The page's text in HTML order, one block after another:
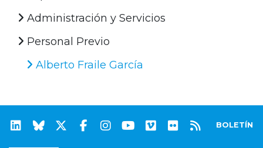
Administración y Servicios
Personal Previo
Alberto Fraile García
BOLETÍN